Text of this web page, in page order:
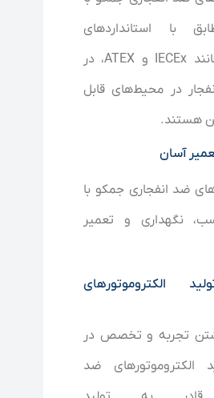
با استانداردهای
بین‌المللی مانند IECEx و ATEX، در
در محیط‌های قابل
هستند.
آسان
ضد انفجاری جمکو با
نگهداری و تعمیر
الکتروموتورهای
تجربه و تخصص در
الکتروموتورهای ضد